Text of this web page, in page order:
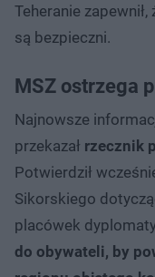
Teheranie
są bezpieczni.
MSZ ostrzega
Najnowsze
przekazał rzecznik
Potwierdził
Sikorskiego
placówek
do obywateli, by